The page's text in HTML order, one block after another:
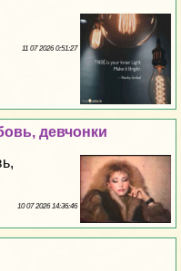
11 07 2026 0:51:27
девчонки
10 07 2026 14:36:46